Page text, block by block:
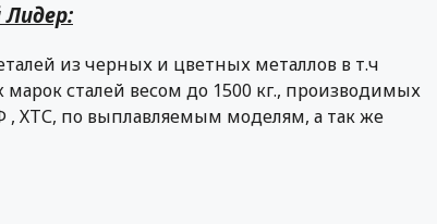
Лидер:
из черных и цветных металлов в т.ч
сталей весом до 1500 кг., производимых
, ХТС, по выплавляемым моделям, а так же